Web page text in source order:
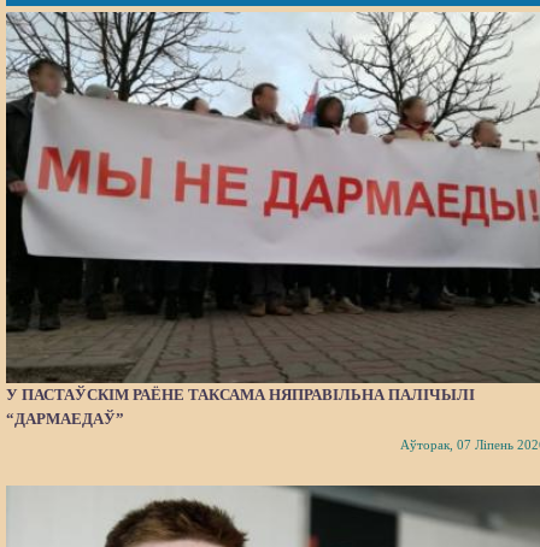
У ПАСТАЎСКІМ РАЁНЕ ТАКСАМА НЯПРАВІЛЬНА ПАЛІЧЫЛІ
“ДАРМАЕДАЎ”
Аўторак, 07 Ліпень